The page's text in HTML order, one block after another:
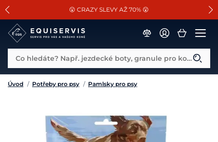
SLEVA 13% na vše od Cassini!
😮 CRAZY SLEVY AŽ 70% 😮
📐Pasování a doplňky k vybraným sedlům ZDARMA 🐴
Co hledáte? Např. jezdecké boty, granule pro koně...
Úvod / Potřeby pro psy / Pamlsky pro psy